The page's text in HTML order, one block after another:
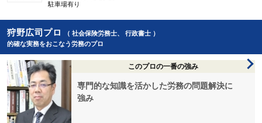
駐車場有り
狩野広司プロ
（ 社会保険労務士、 行政書士 ）
的確な実務をおこなう労務のプロ
このプロの一番の強み
専門的な知識を活かした労務の問題解決に
強み